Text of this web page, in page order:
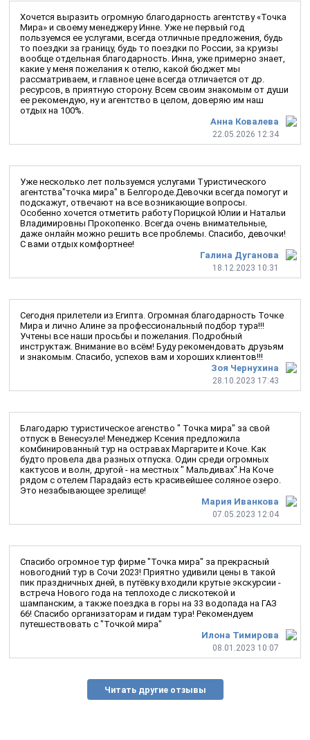
Анна Ковалева
22.05.2026 12:34
Хочется выразить огромную благодарность агентству «Точка
Мира» и своему менеджеру Инне. Уже не первый год
пользуемся ее услугами, всегда отличные предложения, будь
то поездки за границу, будь то поездки по России, за круизы
вообще отдельная благодарность. Инна, уже примерно знает,
какие у меня пожелания к отелю, какой бюджет мы
рассматриваем, и главное цене всегда отличается от др.
ресурсов, в приятную сторону. Всем своим знакомым от души
ее рекомендую, ну и агентство в целом, доверяю им наш
отдых на 100%.
Галина Дуганова
18.12.2023 10:31
Уже несколько лет пользуемся услугами Туристического
агентства"точка мира" в Белгороде.Девочки всегда помогут и
подскажут, отвечают на все возникающие вопросы.
Особенно хочется отметить работу Порицкой Юлии и Натальи
Владимировны Прокопенко. Всегда очень внимательные,
даже онлайн можно решить все проблемы. Спасибо, девочки!
С вами отдых комфортнее!
Зоя Чернухина
28.10.2023 17:43
Сегодня прилетели из Египта. Огромная благодарность Точке
Мира и лично Алине за профессиональный подбор тура!!!
Учтены все наши просьбы и пожелания. Подробный
инструктаж. Внимание во всём! Буду рекомендовать друзьям
и знакомым. Спасибо, успехов вам и хороших клиентов!!!
Мария Иванкова
07.05.2023 12:04
Благодарю туристическое агенство " Точка мира" за свой
отпуск в Венесуэле! Менеджер Ксения предложила
комбинированный тур на остравах Маргарите и Коче. Как
будто провела два разных отпуска. Один среди огромных
кактусов и волн, другой - на местных " Мальдивах".На Коче
рядом с отелем Парадайз есть красивейшее соляное озеро.
Это незабывающее зрелище!
Илона Тимирова
08.01.2023 10:07
Спасибо огромное тур фирме "Точка мира" за прекрасный
новогодний тур в Сочи 2023! Приятно удивили цены в такой
пик праздничных дней, в путёвку входили крутые экскурсии -
встреча Нового года на теплоходе с лискотекой и
шампанским, а также поездка в горы на 33 водопада на ГАЗ
66! Спасибо организаторам и гидам тура! Рекомендуем
путешествовать с "Точкой мира"
Читать другие отзывы